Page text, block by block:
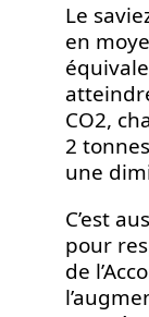
Le
en
CO2,
2
une
C’est
pour
de